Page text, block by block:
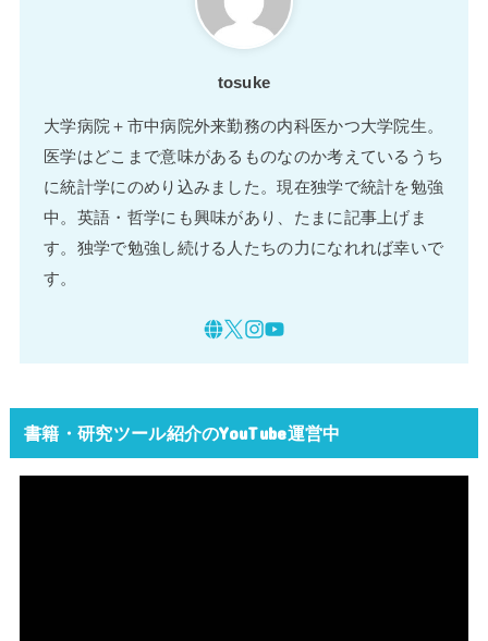
tosuke
大学病院＋市中病院外来勤務の内科医かつ大学院生。
医学はどこまで意味があるものなのか考えているうち
に統計学にのめり込みました。現在独学で統計を勉強
中。英語・哲学にも興味があり、たまに記事上げま
す。独学で勉強し続ける人たちの力になれれば幸いで
す。
書籍・研究ツール紹介のYouTube運営中